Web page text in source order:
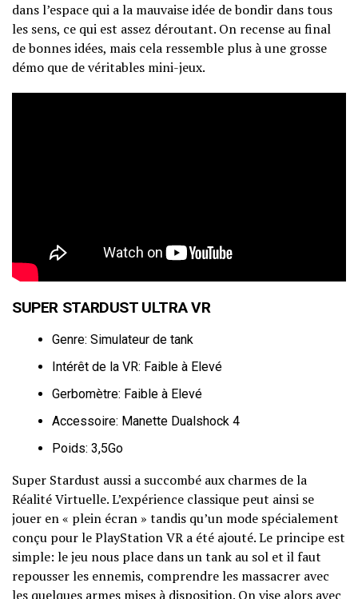
dans l’espace qui a la mauvaise idée de bondir dans tous
les sens, ce qui est assez déroutant. On recense au final
de bonnes idées, mais cela ressemble plus à une grosse
démo que de véritables mini-jeux.
SUPER STARDUST ULTRA VR
Genre: Simulateur de tank
Intérêt de la VR: Faible à Elevé
Gerbomètre: Faible à Elevé
Accessoire: Manette Dualshock 4
Poids: 3,5Go
Super Stardust aussi a succombé aux charmes de la
Réalité Virtuelle. L’expérience classique peut ainsi se
jouer en « plein écran » tandis qu’un mode spécialement
conçu pour le PlayStation VR a été ajouté. Le principe est
simple: le jeu nous place dans un tank au sol et il faut
repousser les ennemis, comprendre les massacrer avec
les quelques armes mises à disposition. On vise alors avec